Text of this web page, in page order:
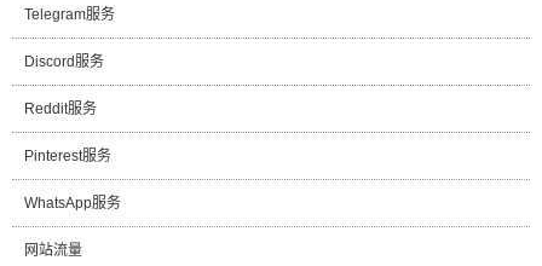
Telegram服务
Discord服务
Reddit服务
Pinterest服务
WhatsApp服务
网站流量